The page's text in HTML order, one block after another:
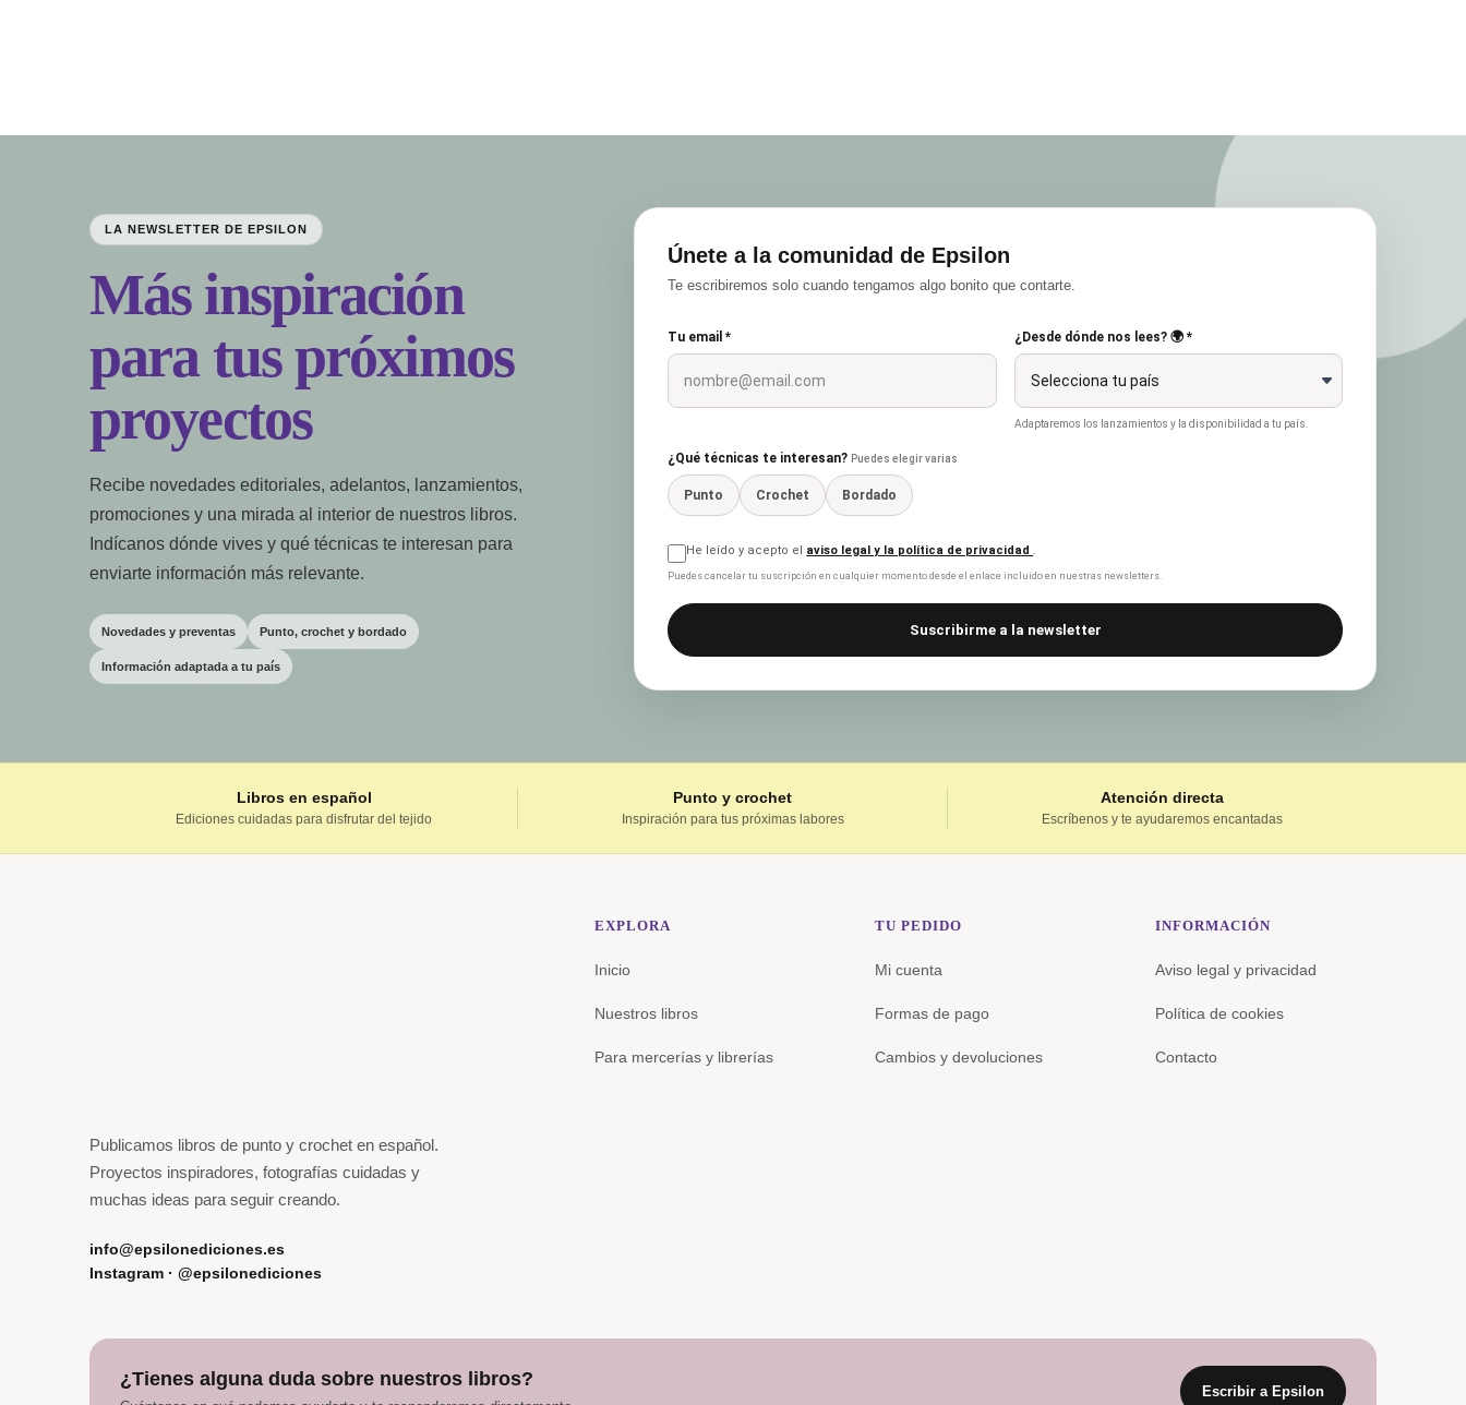
LA NEWSLETTER DE EPSILON
Más inspiración
para tus próximos
proyectos
Recibe novedades editoriales, adelantos, lanzamientos,
promociones y una mirada al interior de nuestros libros.
Indícanos dónde vives y qué técnicas te interesan para
enviarte información más relevante.
Novedades y preventas Punto, crochet y bordado
Información adaptada a tu país
Únete a la comunidad de Epsilon
Te escribiremos solo cuando tengamos algo bonito que contarte.
Tu email * ¿Desde dónde nos lees? 🌍 *
Adaptaremos los lanzamientos y la disponibilidad a tu país.
¿Qué técnicas te interesan? Puedes elegir varias
Punto Crochet Bordado
He leído y acepto el aviso legal y la política de privacidad
Puedes cancelar tu suscripción en cualquier momento desde el enlace incluido en nuestras newsletters.
Suscribirme a la newsletter
Libros en español
Ediciones cuidadas para disfrutar del tejido
Punto y crochet
Inspiración para tus próximas labores
Atención directa
Escríbenos y te ayudaremos encantadas
Publicamos libros de punto y crochet en español.
Proyectos inspiradores, fotografías cuidadas y
muchas ideas para seguir creando.
info@epsilonediciones.es
Instagram · @epsilonediciones
EXPLORA
Inicio
Nuestros libros
Para mercerías y librerías
TU PEDIDO
Mi cuenta
Formas de pago
Cambios y devoluciones
INFORMACIÓN
Aviso legal y privacidad
Política de cookies
Contacto
¿Tienes alguna duda sobre nuestros libros?
Escribir a Epsilon